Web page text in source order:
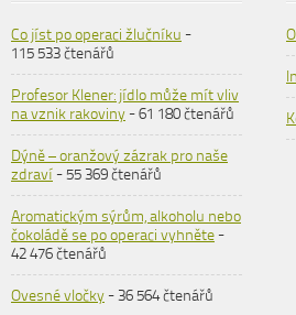
Co jíst po operaci žlučníku -
115 533 čtenářů
Profesor Klener: jídlo může mít vliv
na vznik rakoviny- 61 180 čtenářů
Dýně – oranžový zázrak pro naše
zdraví- 55 369 čtenářů
Aromatickým sýrům, alkoholu nebo
čokoládě se po operaci vyhněte-
42 476 čtenářů
Ovesné vločky- 36 564 čtenářů